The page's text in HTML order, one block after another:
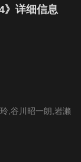
》详细信息
,谷川昭一朗,岩濑